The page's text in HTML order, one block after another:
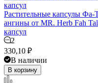
Растительные капсулы
ангины от MR. Herb Fah
капсул
2
330,10 ₽
В наличии
В корзину